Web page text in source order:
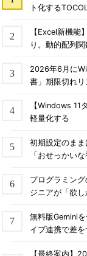
ト化する
【Excel新機能
り。動的配列
2026年6月に
書」期限切れ
【Windows 11
軽量化する
初期設定のま
「おせっかい
プログラミン
ジニアが「欲
無料版Gemini
イブ連携で差を
【最終案内】